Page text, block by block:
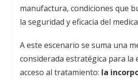
manufactura, condiciones que
la seguridad y eficacia del
A este escenario se suma una
considerada estratégica para la
acceso al tratamiento: la